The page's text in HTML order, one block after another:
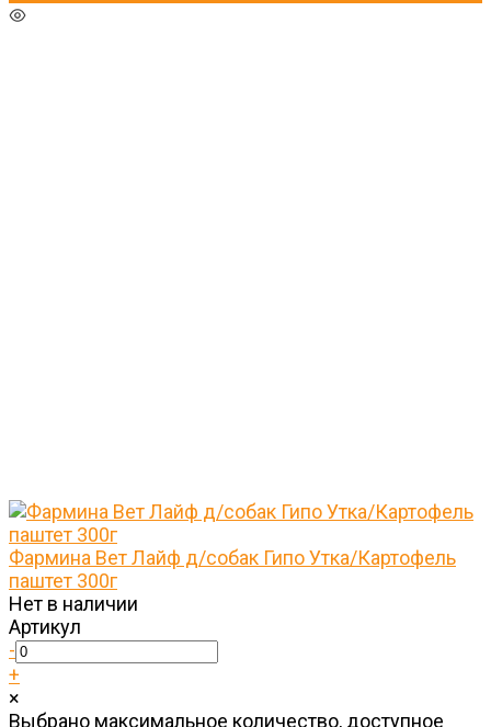
Фармина Вет Лайф д/собак Гипо Утка/Картофель
паштет 300г
Нет в наличии
Артикул
-
+
×
Выбрано максимальное количество, доступное